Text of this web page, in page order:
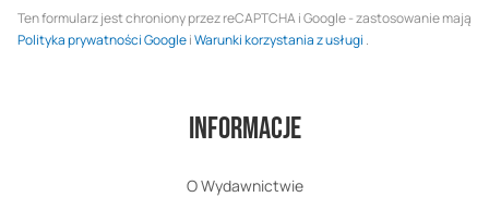
Ten formularz jest chroniony przez reCAPTCHA i Google - zastosowanie mają
Polityka prywatności GoogleiWarunki korzystania z usługi .
Informacje
O Wydawnictwie